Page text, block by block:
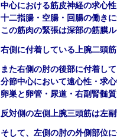
中心における筋皮神経の求心
十二指腸・空腸・回腸の働きに
この筋肉の緊張は深部の筋膜
右側に付着している上腕二頭
また右側の肘の後部に付着し
分節中心において遠心性・求
卵巣と卵管・尿道・右副腎髄質
反対側の左側上腕三頭筋は左
そして、左側の肘の外側部位